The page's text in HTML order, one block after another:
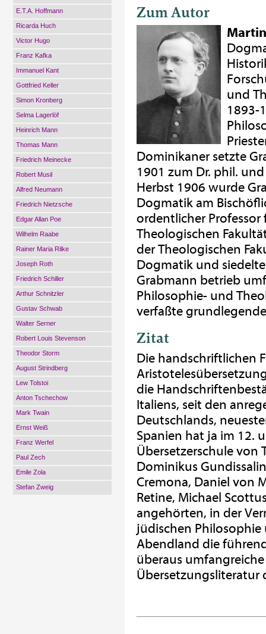
E.T.A. Hoffmann
Ricarda Huch
Victor Hugo
Franz Kafka
Immanuel Kant
Gottfried Keller
Simon Kronberg
Selma Lagerlöf
Heinrich Mann
Thomas Mann
Friedrich Meinecke
Robert Musil
Alfred Neumann
Friedrich Nietzsche
Edgar Allan Poe
Wilhelm Raabe
Rainer Maria Rilke
Joseph Roth
Friedrich Schiller
Arthur Schnitzler
Gustav Schwab
Walter Serner
Robert Louis Stevenson
Theodor Storm
August Strindberg
Lew Tolstoi
Anton Tschechow
Mark Twain
Ernst Weiß
Franz Werfel
Paul Zech
Emile Zola
Stefan Zweig
Zum Autor
und
1893-
Dominikaner setzte
1901 zum Dr. phil.
Herbst 1906 wurde
Dogmatik am
ordentlicher Professor
Theologischen
der Theologischen
Dogmatik und
Grabmann betrieb
Philosophie- und
verfaßte
Zitat
Die handschriftlichen
die
Italiens, seit den
Deutschlands,
Spanien hat ja im 12.
Übersetzerschule von
Dominikus
Cremona, Daniel von
Retine, Michael
angehörten, in der
jüdischen Philosophie
Abendland die
überaus
Übersetzungsliteratur